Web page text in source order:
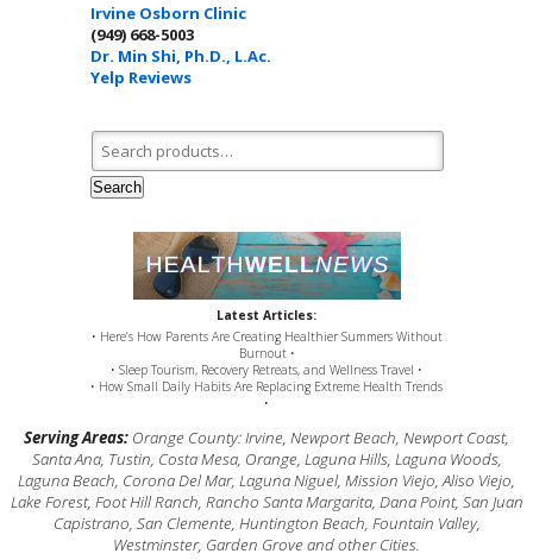
Irvine Osborn Clinic
(949) 668-5003
Dr. Min Shi, Ph.D., L.Ac.
Yelp Reviews
Search for:
Search
Latest Articles:
• Here’s How Parents Are Creating Healthier Summers Without
Burnout •
• Sleep Tourism, Recovery Retreats, and Wellness Travel •
• How Small Daily Habits Are Replacing Extreme Health Trends
•
Serving Areas: Orange County: Irvine, Newport Beach, Newport Coast,
Santa Ana, Tustin, Costa Mesa, Orange, Laguna Hills, Laguna Woods,
Laguna Beach, Corona Del Mar, Laguna Niguel, Mission Viejo, Aliso Viejo,
Lake Forest, Foot Hill Ranch, Rancho Santa Margarita, Dana Point, San Juan
Capistrano, San Clemente, Huntington Beach, Fountain Valley,
Westminster, Garden Grove and other Cities.